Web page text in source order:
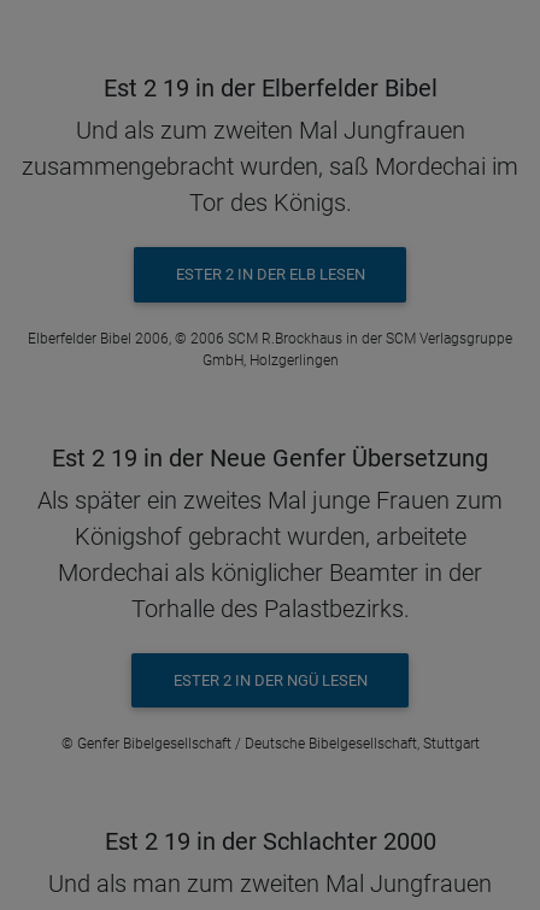
Est 2 19 in der Elberfelder Bibel
Und als zum zweiten Mal Jungfrauen
zusammengebracht wurden, saß Mordechai im
Tor des Königs.
ESTER 2 IN DER ELB LESEN
Elberfelder Bibel 2006, © 2006 SCM R.Brockhaus in der SCM Verlagsgruppe
GmbH, Holzgerlingen
Est 2 19 in der Neue Genfer Übersetzung
Als später ein zweites Mal junge Frauen zum
Königshof gebracht wurden, arbeitete
Mordechai als königlicher Beamter in der
Torhalle des Palastbezirks.
ESTER 2 IN DER NGÜ LESEN
© Genfer Bibelgesellschaft / Deutsche Bibelgesellschaft, Stuttgart
Est 2 19 in der Schlachter 2000
Und als man zum zweiten Mal Jungfrauen